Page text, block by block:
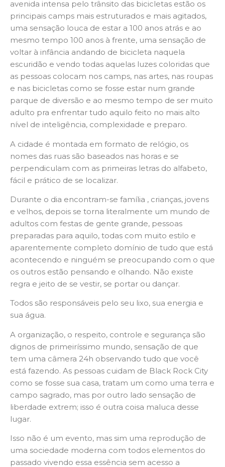
avenida intensa pelo trânsito das bicicletas estão os
principais camps mais estruturados e mais agitados,
uma sensação louca de estar a 100 anos atrás e ao
mesmo tempo 100 anos à frente, uma sensação de
voltar à infância andando de bicicleta naquela
escuridão e vendo todas aquelas luzes coloridas que
as pessoas colocam nos camps, nas artes, nas roupas
e nas bicicletas como se fosse estar num grande
parque de diversão e ao mesmo tempo de ser muito
adulto pra enfrentar tudo aquilo feito no mais alto
nível de inteligência, complexidade e preparo.
A cidade é montada em formato de relógio, os
nomes das ruas são baseados nas horas e se
perpendiculam com as primeiras letras do alfabeto,
fácil e prático de se localizar.
Durante o dia encontram-se família , crianças, jovens
e velhos, depois se torna literalmente um mundo de
adultos com festas de gente grande, pessoas
preparadas para aquilo, todas com muito estilo e
aparentemente completo domínio de tudo que está
acontecendo e ninguém se preocupando com o que
os outros estão pensando e olhando. Não existe
regra e jeito de se vestir, se portar ou dançar.
Todos são responsáveis pelo seu lixo, sua energia e
sua água.
A organização, o respeito, controle e segurança são
dignos de primeiríssimo mundo, sensação de que
tem uma câmera 24h observando tudo que você
está fazendo. As pessoas cuidam de Black Rock City
como se fosse sua casa, tratam um como uma terra e
campo sagrado, mas por outro lado sensação de
liberdade extrem; isso é outra coisa maluca desse
lugar.
Isso não é um evento, mas sim uma reprodução de
uma sociedade moderna com todos elementos do
passado vivendo essa essência sem acesso a